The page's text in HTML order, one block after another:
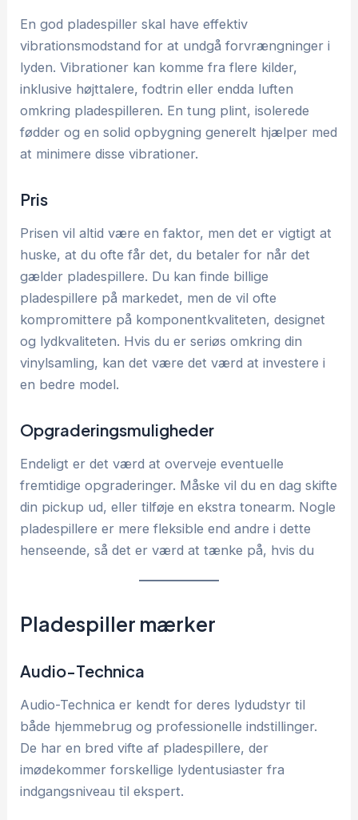
En god pladespiller skal have effektiv
vibrationsmodstand for at undgå forvrængninger i
lyden. Vibrationer kan komme fra flere kilder,
inklusive højttalere, fodtrin eller endda luften
omkring pladespilleren. En tung plint, isolerede
fødder og en solid opbygning generelt hjælper med
at minimere disse vibrationer.
Pris
Prisen vil altid være en faktor, men det er vigtigt at
huske, at du ofte får det, du betaler for når det
gælder pladespillere. Du kan finde billige
pladespillere på markedet, men de vil ofte
kompromittere på komponentkvaliteten, designet
og lydkvaliteten. Hvis du er seriøs omkring din
vinylsamling, kan det være det værd at investere i
en bedre model.
Opgraderingsmuligheder
Endeligt er det værd at overveje eventuelle
fremtidige opgraderinger. Måske vil du en dag skifte
din pickup ud, eller tilføje en ekstra tonearm. Nogle
pladespillere er mere fleksible end andre i dette
henseende, så det er værd at tænke på, hvis du
Pladespiller mærker
Audio-Technica
Audio-Technica er kendt for deres lydudstyr til
både hjemmebrug og professionelle indstillinger.
De har en bred vifte af pladespillere, der
imødekommer forskellige lydentusiaster fra
indgangsniveau til ekspert.